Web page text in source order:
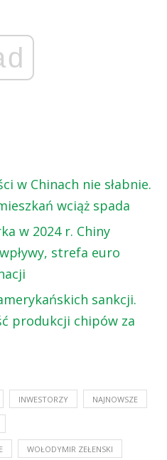
w Chinach nie słabnie.
wciąż spada
w 2024 r. Chiny
strefa euro
sankcji.
produkcji chipów za
INWESTORZY NAJNOWSZE
WOŁODYMIR ZEŁENSKI